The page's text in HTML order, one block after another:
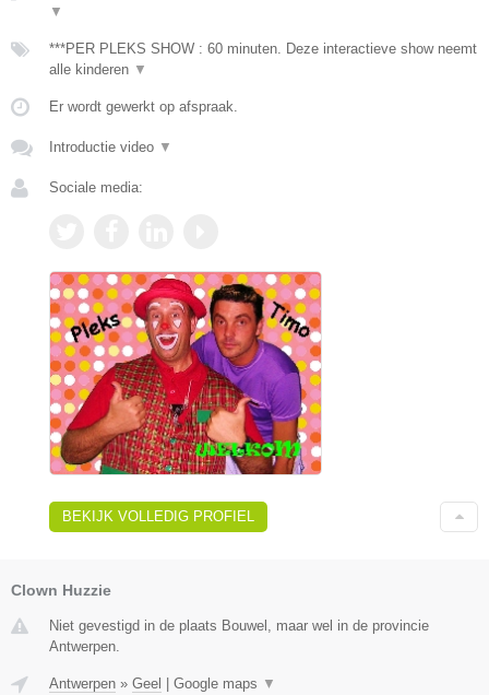
▼
***PER PLEKS SHOW : 60 minuten. Deze interactieve show neemt
alle kinderen ▼
Er wordt gewerkt op afspraak.
Introductie video ▼
Sociale media:
BEKIJK VOLLEDIG PROFIEL
Clown Huzzie
Niet gevestigd in de plaats Bouwel, maar wel in de provincie
Antwerpen.
Antwerpen » Geel Google maps ▼